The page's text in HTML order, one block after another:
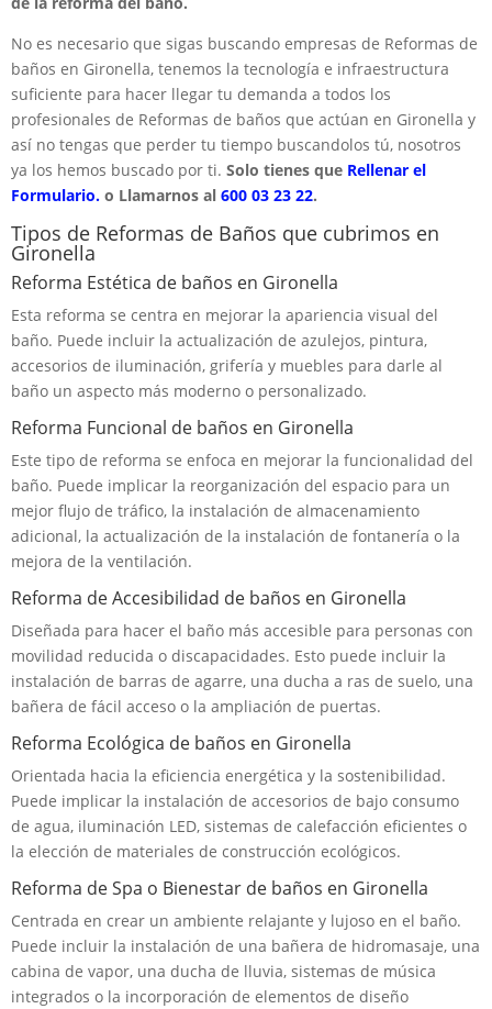
No es necesario que sigas buscando empresas de Reformas de
baños en Gironella, tenemos la tecnología e infraestructura
suficiente para hacer llegar tu demanda a todos los
profesionales de Reformas de baños que actúan en Gironella y
así no tengas que perder tu tiempo buscandolos tú, nosotros
ya los hemos buscado por ti. Solo tienes que Rellenar el
Formulario. o Llamarnos al 600 03 23 22.
Tipos de Reformas de Baños que cubrimos en
Gironella
Reforma Estética de baños en Gironella
Esta reforma se centra en mejorar la apariencia visual del
baño. Puede incluir la actualización de azulejos, pintura,
accesorios de iluminación, grifería y muebles para darle al
baño un aspecto más moderno o personalizado.
Reforma Funcional de baños en Gironella
Este tipo de reforma se enfoca en mejorar la funcionalidad del
baño. Puede implicar la reorganización del espacio para un
mejor flujo de tráfico, la instalación de almacenamiento
adicional, la actualización de la instalación de fontanería o la
mejora de la ventilación.
Reforma de Accesibilidad de baños en Gironella
Diseñada para hacer el baño más accesible para personas con
movilidad reducida o discapacidades. Esto puede incluir la
instalación de barras de agarre, una ducha a ras de suelo, una
bañera de fácil acceso o la ampliación de puertas.
Reforma Ecológica de baños en Gironella
Orientada hacia la eficiencia energética y la sostenibilidad.
Puede implicar la instalación de accesorios de bajo consumo
de agua, iluminación LED, sistemas de calefacción eficientes o
la elección de materiales de construcción ecológicos.
Reforma de Spa o Bienestar de baños en Gironella
Centrada en crear un ambiente relajante y lujoso en el baño.
Puede incluir la instalación de una bañera de hidromasaje, una
cabina de vapor, una ducha de lluvia, sistemas de música
integrados o la incorporación de elementos de diseño